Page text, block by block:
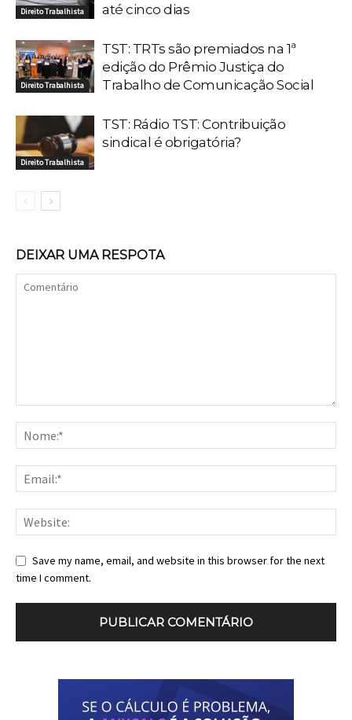
Direito Trabalhista
até cinco dias
Direito Trabalhista
TST: TRTs são premiados na 1ª
edição do Prêmio Justiça do
Trabalho de Comunicação Social
Direito Trabalhista
TST: Rádio TST: Contribuição
sindical é obrigatória?
DEIXAR UMA RESPOTA
Save my name, email, and website in this browser for the next
time I comment.